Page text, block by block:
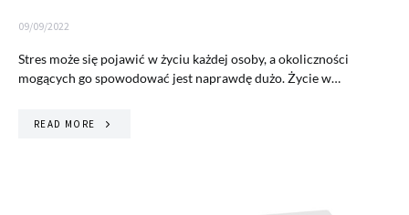
09/09/2022
Stres może się pojawić w życiu każdej osoby, a okoliczności
mogących go spowodować jest naprawdę dużo. Życie w…
READ MORE